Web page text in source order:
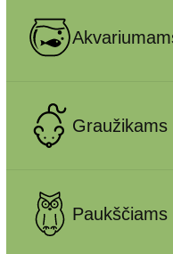
Graužikams
Paukščiams